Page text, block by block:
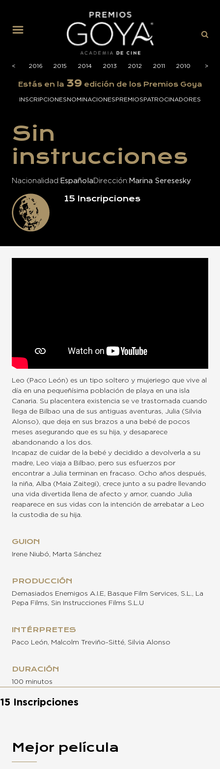
<
<
2017 2016 2015 2014 2013 2012 2011 2010 2009
>
>
Estás en la 39edición de los Premios Goya
INSCRIPCIONESNOMINACIONESPREMIOSPATROCINADORES
Sin
instrucciones
Nacionalidad Española Dirección Marina Seresesky
15 Inscripciones
Leo (Paco León) es un tipo soltero y mujeriego que vive al
día en una pequeñísima población de playa en una isla
Canaria. Su placentera existencia se ve trastornada cuando
llega de Bilbao una de sus antiguas aventuras, Julia (Silvia
Alonso), que deja en sus brazos a una bebé de pocos
meses asegurando que es su hija, y desaparece
abandonando a los dos.
Incapaz de cuidar de la bebé y decidido a devolverla a su
madre, Leo viaja a Bilbao, pero sus esfuerzos por
encontrar a Julia terminan en fracaso. Ocho años después,
la niña, Alba (Maia Zaitegi), crece junto a su padre llevando
una vida divertida llena de afecto y amor, cuando Julia
reaparece en sus vidas con la intención de arrebatar a Leo
la custodia de su hija.
GUION
Irene Niubó, Marta Sánchez
PRODUCCIÓN
Demasiados Enemigos A.I.E, Basque Film Services, S.L., La
Pepa Films, Sin Instrucciones Films S.L.U
INTÉRPRETES
Paco León, Malcolm Treviño-Sitté, Silvia Alonso
DURACIÓN
100 minutos
15 Inscripciones
Mejor película